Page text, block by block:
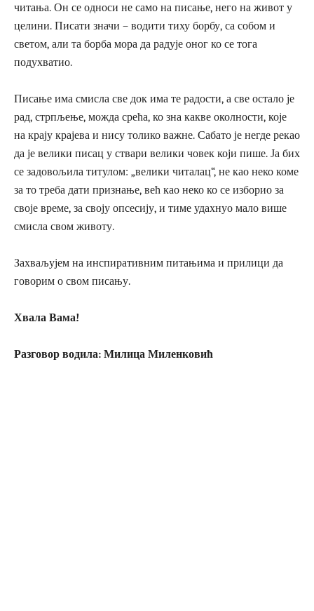
читања. Он се односи не само на писање, него на живот у
целини. Писати значи – водити тиху борбу, са собом и
светом, али та борба мора да радује оног ко се тога
подухватио.
Писање има смисла све док има те радости, а све остало је
рад, стрпљење, можда срећа, ко зна какве околности, које
на крају крајева и нису толико важне. Сабато је негде рекао
да је велики писац у ствари велики човек који пише. Ја бих
се задовољила титулом: „велики читалац“, не као неко коме
за то треба дати признање, већ као неко ко се изборио за
своје време, за своју опсесију, и тиме удахнуо мало више
смисла свом животу.
Захваљујем на инспиративним питањима и прилици да
говорим о свом писању.
Хвала Вама!
Разговор водила: Милица Миленковић